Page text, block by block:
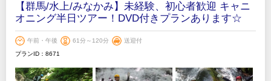
【群馬/水上/みなかみ】未経験、初心者歓迎 キャニ
オニング半日ツアー！DVD付きプランあります☆
午前・午後 61分～120分
送迎付
プランID：8671